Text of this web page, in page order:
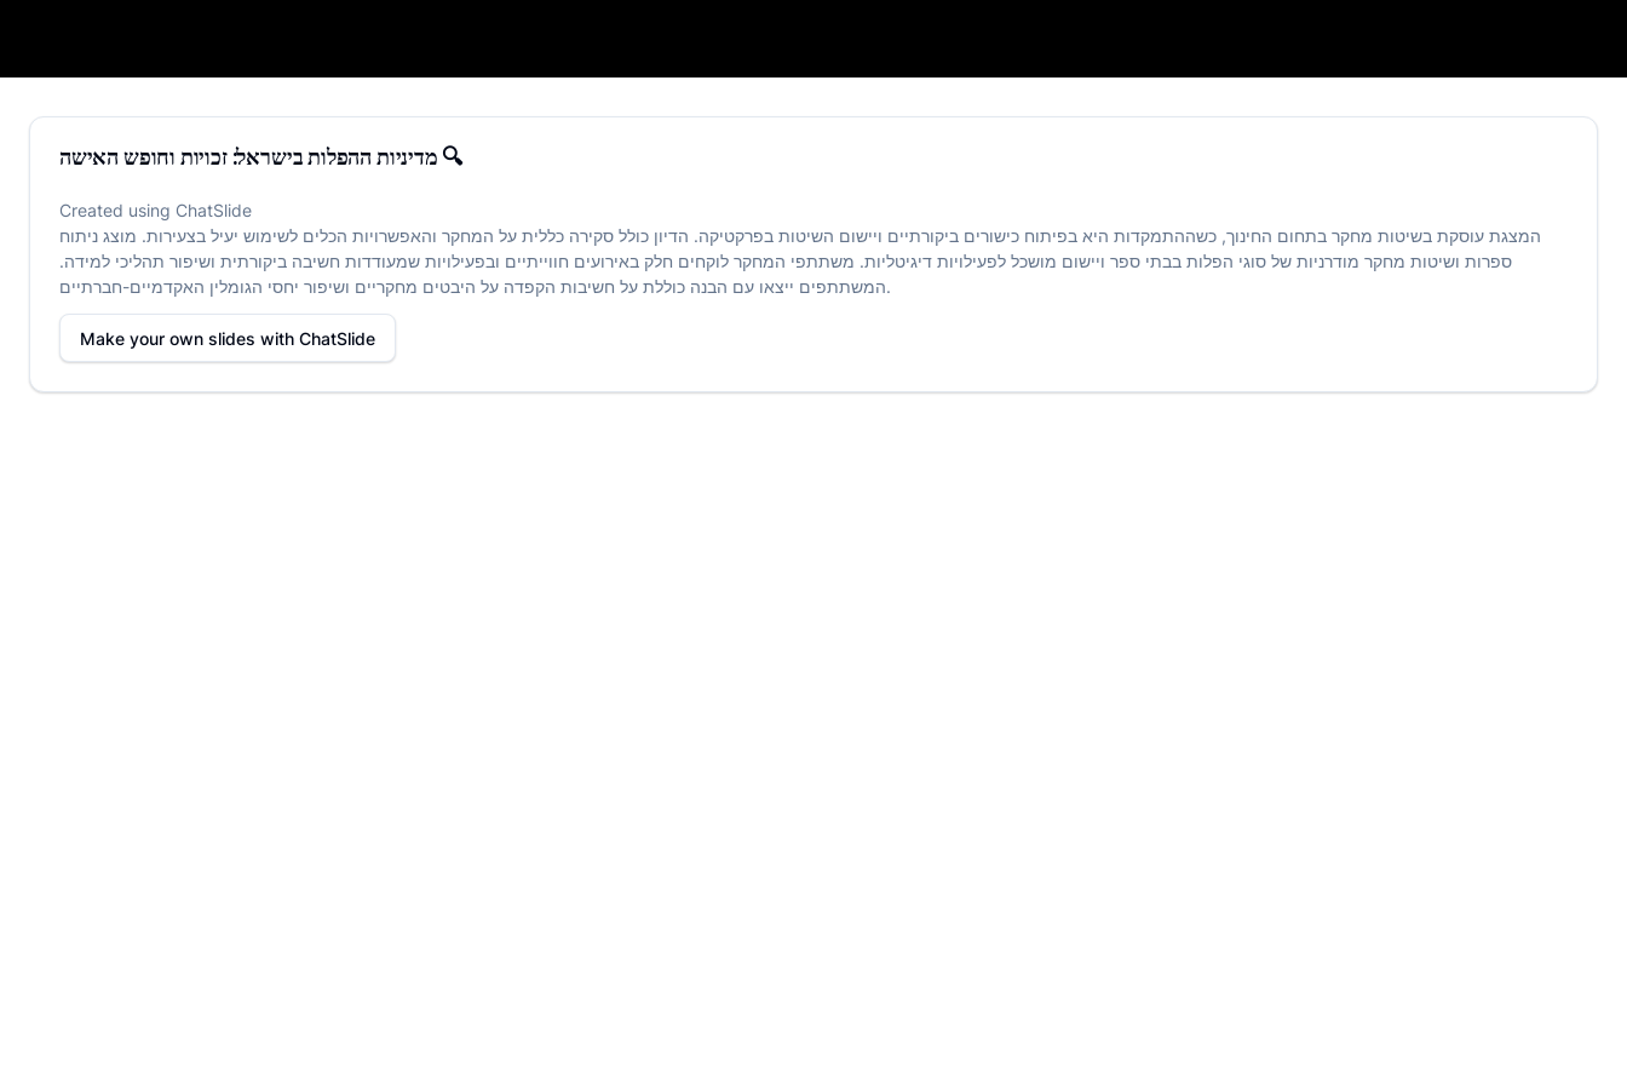
מדיניות ההפלות בישראל: זכויות וחופש האישה 🔍
מדיניות ההפלות בישראל: זכויות וחופש האישה 🔍
Created using ChatSlide
המצגת עוסקת בשיטות מחקר בתחום החינוך, כשההתמקדות היא בפיתוח כישורים ביקורתיים ויישום השיטות בפרקטיקה. הדיון כולל סקירה כללית על המחקר והאפשרויות הכלים לשימוש יעיל בצעירות. מוצג ניתוח
ספרות ושיטות מחקר מודרניות של סוגי הפלות בבתי ספר ויישום מושכל לפעילויות דיגיטליות. משתתפי המחקר לוקחים חלק באירועים חווייתיים ובפעילויות שמעודדות חשיבה ביקורתית ושיפור תהליכי למידה.
המשתתפים ייצאו עם הבנה כוללת על חשיבות הקפדה על היבטים מחקריים ושיפור יחסי הגומלין האקדמיים-חברתיים.
Make your own slides with ChatSlide